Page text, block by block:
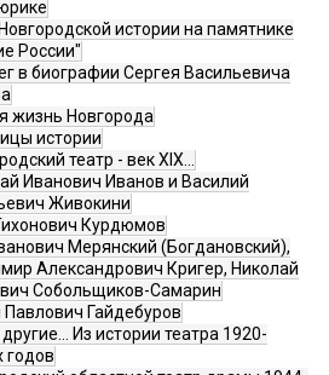
истории на памятнике
России"
в биографии Сергея Васильевича
жизнь Новгорода
истории
театр - век XIX…
Иванович Иванов и Василий
Живокини
Курдюмов
Мерянский (Богдановский),
Александрович Кригер, Николай
Собольщиков-Самарин
Павлович Гайдебуров
Из истории театра 1920-
годов